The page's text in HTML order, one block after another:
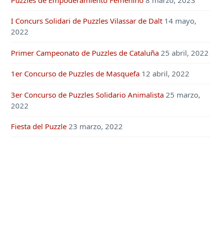
I Concurs Solidari de Puzzles Vilassar de Dalt 14 mayo,
2022
Primer Campeonato de Puzzles de Cataluña 25 abril, 2022
1er Concurso de Puzzles de Masquefa 12 abril, 2022
3er Concurso de Puzzles Solidario Animalista 25 marzo,
2022
Fiesta del Puzzle 23 marzo, 2022